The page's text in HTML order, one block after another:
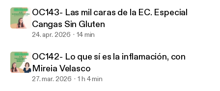
OC143- Las mil caras de la EC. Especial
Cangas Sin Gluten
24. apr. 2026 14 min
OC142- Lo que sí es la inflamación, con
Mireia Velasco
27. mar. 2026 1 h 4 min